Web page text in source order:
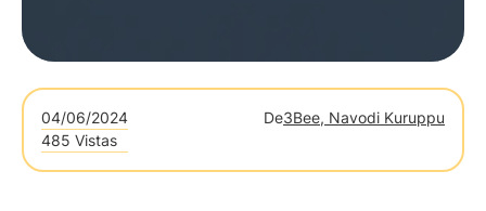
04/06/2024 De3Bee, Navodi Kuruppu
485 Vistas